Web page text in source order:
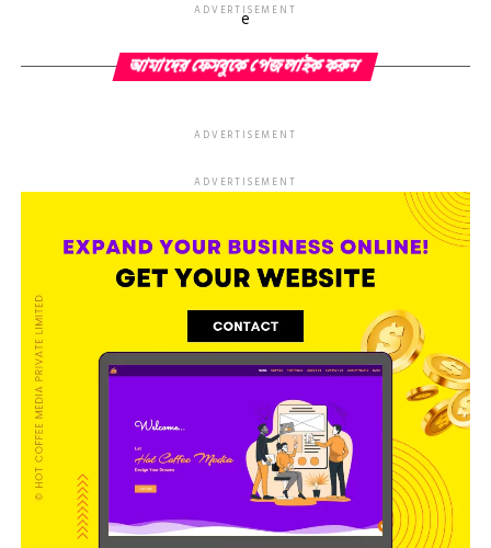
ADVERTISEMENT
e
আমাদের ফেসবুকে পেজ লাইক করুন
ADVERTISEMENT
ADVERTISEMENT